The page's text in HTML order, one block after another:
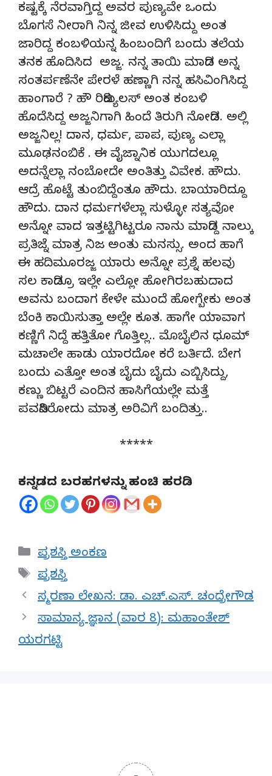
ಕಷ್ಟಕ್ಕೆ ನೆರವಾಗ್ತಿದ್ದ ಅವರ ಪುಣ್ಯವೇ ಒಂದು
ಬೊಗಸೆ ನೀರಾಗಿ ನಿನ್ನ ಜೀವ ಉಳಿಸಿದ್ದು ಅಂತ
ಜಾರಿದ್ದ ಕಂಬಳಿಯನ್ನ ಹಿಂಬಂದಿಗೆ ಬಂದು ತಲೆಯ
ತನಕ ಹೊದಿಸಿದ ಅಜ್ಜ. ನನ್ನ ತಾಯಿ ಮಾಡಿದ ಅನ್ನ
ಸಂತರ್ಪಣೆನೇ ಪೇರಳೆ ಹಣ್ಣಾಗಿ ನನ್ನ ಹಸಿವಿಂಗಿಸಿದ್ದ
ಹಾಂಗಾರೆ ? ಹೌ ರಿಡಿಕ್ಯುಲಸ್ ಅಂತ ಕಂಬಳಿ
ಹೊದೆಸಿದ್ದ ಅಜ್ಜನಿಗಾಗಿ ಹಿಂದೆ ತಿರುಗಿ ನೋಡಿದ. ಅಲ್ಲಿ
ಅಜ್ಜನಿಲ್ಲ! ದಾನ, ಧರ್ಮ, ಪಾಪ, ಪುಣ್ಯ ಎಲ್ಲಾ
ಮೂಢನಂಬಿಕೆ . ಈ ವೈಜ್ನಾನಿಕ ಯುಗದಲ್ಲೂ
ಅದನ್ನೆಲ್ಲಾ ನಂಬೋದೇ ಅಂತಿತ್ತು ವಿವೇಕ. ಹೌದು.
ಆದ್ರೆ ಹೊಟ್ಟೆ ತುಂಬಿದ್ದೆಂತೂ ಹೌದು. ಬಾಯಾರಿದ್ದೂ
ಹೌದು. ದಾನ ಧರ್ಮಗಳೆಲ್ಲಾ ಸುಳ್ಳೋ ಸತ್ಯವೋ
ಅನ್ನೋ ವಾದ ಇತ್ತಟ್ಟಿಗಿಟ್ಟರೂ ನಾನು ಮಾಡಿದ್ದ ನಾಲ್ಕು
ಪ್ರತಿಜ್ನೆ ಮಾತ್ರ ನಿಜ ಅಂತು ಮನಸ್ಸು. ಅಂದ ಹಾಗೆ
ಈ ಹದಿಮೂರಜ್ಜ ಯಾರು ಅನ್ನೋ ಪ್ರಶ್ನೆ ಹಲವು
ಸಲ ಕಾಡಿದ್ರೂ ಇಲ್ಲೇ ಎಲ್ಲೋ ಹೋಗಿರಬಹುದಾದ
ಅವನು ಬಂದಾಗ ಕೇಳೇ ಮುಂದೆ ಹೋಗ್ಬೇಕು ಅಂತ
ಬೆಂಕಿ ಕಾಯಿಸುತ್ತಾ ಅಲ್ಲೇ ಕೂತ. ಹಾಗೇ ಯಾವಾಗ
ಕಣ್ಣಿಗೆ ನಿದ್ದೆ ಹತ್ತಿತೋ ಗೊತ್ತಿಲ್ಲ.. ಮೊಬೈಲಿನ ಧೂಮ್
ಮಚಾಲೇ ಹಾಡು ಯಾರದೋ ಕರೆ ಬರ್ತಿದೆ. ಬೇಗ
ಬಂದು ಎತ್ತೋ ಅಂತ ಬೈದು ಬೈದು ಎಬ್ಬಿಸಿದ್ದು,
ಕಣ್ಣು ಬಿಟ್ಟರೆ ಎಂದಿನ ಹಾಸಿಗೆಯಲ್ಲೇ ಮತ್ತೆ
ಪವಡಿಸಿರೋದು ಮಾತ್ರ ಅರಿವಿಗೆ ಬಂದಿತ್ತು..
*****
ಕನ್ನಡದ ಬರಹಗಳನ್ನು ಹಂಚಿ ಹರಡಿ
Categories
ಪ್ರಶಸ್ತಿ ಅಂಕಣ
Tags
ಪ್ರಶಸ್ತಿ
ಸ್ಮರಣಾ ಲೇಖನ: ಡಾ. ಎಚ್.ಎಸ್. ಚಂದ್ರೇಗೌಡ
ಸಾಮಾನ್ಯ ಜ್ಞಾನ (ವಾರ 8): ಮಹಾಂತೇಶ್
ಯರಗಟ್ಟಿ